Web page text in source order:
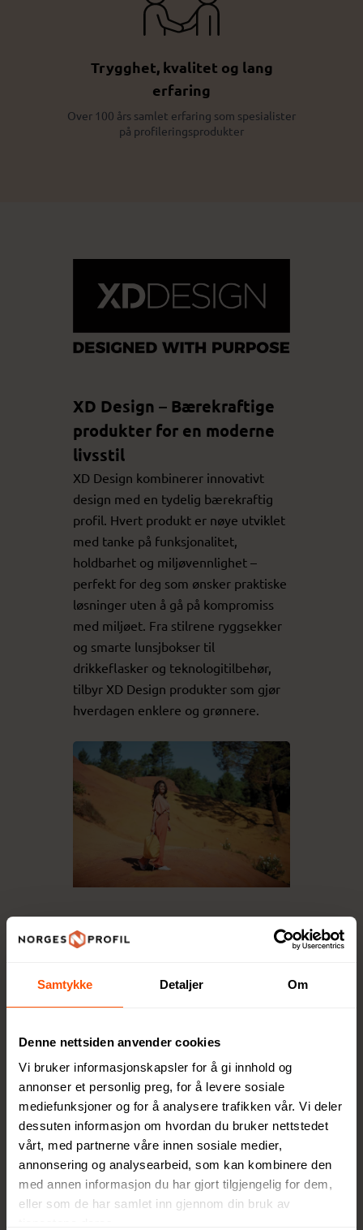
Samtykke Detaljer Om
Denne nettsiden anvender cookies
Vi bruker informasjonskapsler for å gi innhold og
annonser et personlig preg, for å levere sosiale
mediefunksjoner og for å analysere trafikken vår. Vi deler
dessuten informasjon om hvordan du bruker nettstedet
vårt, med partnerne våre innen sosiale medier,
annonsering og analysearbeid, som kan kombinere den
med annen informasjon du har gjort tilgjengelig for dem,
eller som de har samlet inn gjennom din bruk av
Trygghet, kvalitet og lang
erfaring
Over 100 års samlet erfaring som spesialister
på profileringsprodukter
XD Design – Bærekraftige
produkter for en moderne
livsstil
XD Design kombinerer innovativt
design med en tydelig bærekraftig
profil. Hvert produkt er nøye utviklet
med tanke på funksjonalitet,
holdbarhet og miljøvennlighet –
perfekt for deg som ønsker praktiske
løsninger uten å gå på kompromiss
med miljøet. Fra stilrene ryggsekker
og smarte lunsjbokser til
drikkeflasker og teknologitilbehør,
tilbyr XD Design produkter som gjør
hverdagen enklere og grønnere.
Produkter laget med
resirkulerte materialer, blant annet
gjennomgjenbruk av plastflasker ,
noe som bidrar til å redusere
avfallsmengden og gi nytt liv til
eksisterende ressurser.
I tillegg er produksjonsprosessen
utformet for åspare vann, noe som
ytterligere reduserer det totale